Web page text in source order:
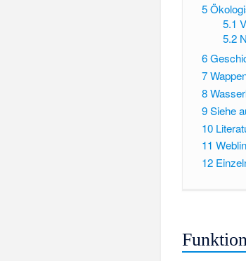
5
5.1
5.2
6
7
8
9Siehe
10
11
12